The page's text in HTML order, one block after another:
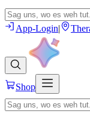
App-Login|
Shop